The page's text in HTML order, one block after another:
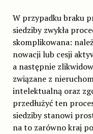
W przypadku braku
siedziby zwykła
skomplikowana:
nowacji lub cesji
a następnie
związane z
intelektualną oraz
przedłużyć ten
siedziby stanowi
na to zarówno kraj